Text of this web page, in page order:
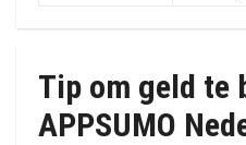
Tip om geld te
APPSUMO